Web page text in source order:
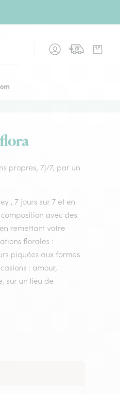
propres, 7j/7, par un
, 7 jours sur 7 et en
avec des
remettant votre
florales :
piquées aux formes
: amour,
sur un lieu de